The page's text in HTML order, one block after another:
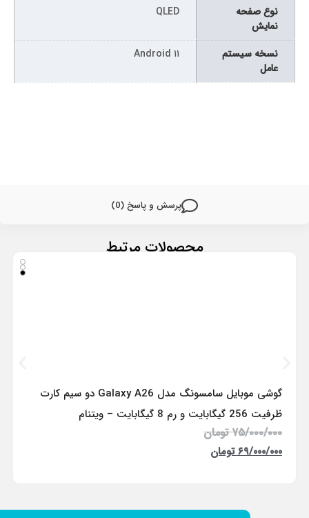
پرسش و پاسخ (0)
نوع صفحه
نمايش
QLED
نسخه سیستم
عامل
Android ۱۱
محصولات مرتبط
گوشی موبایل سامسونگ مدل Galaxy A26 دو سیم کارت
ظرفیت 256 گیگابایت و رم 8 گیگابایت – ویتنام
۷۵/۰۰۰/۰۰۰ تومان
۶۹/۰۰۰/۰۰۰ تومان